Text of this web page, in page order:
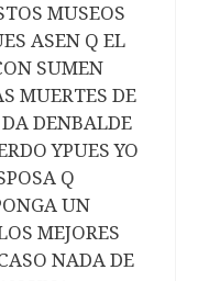
MUSEOS
ASEN Q EL
SUMEN
MUERTES DE
DENBALDE
YPUES YO
Q
UN
MEJORES
NADA DE